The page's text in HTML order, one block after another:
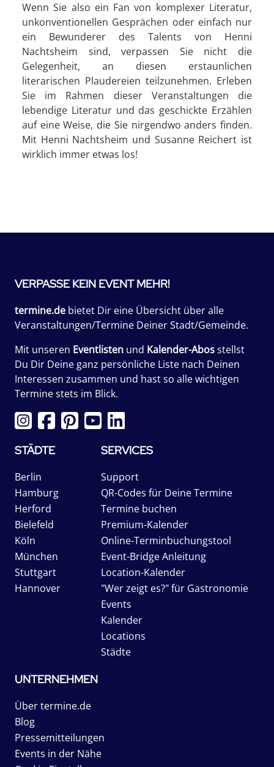
Wenn Sie also ein Fan von komplexer Literatur,
unkonventionellen Gesprächen oder einfach nur
ein Bewunderer des Talents von Henni
Nachtsheim sind, verpassen Sie nicht die
Gelegenheit, an diesen erstaunlichen
literarischen Plaudereien teilzunehmen. Erleben
Sie im Rahmen dieser Veranstaltungen die
lebendige Literatur und das geschickte Erzählen
auf eine Weise, die Sie nirgendwo anders finden.
Mit Henni Nachtsheim und Susanne Reichert ist
wirklich immer etwas los!
VERPASSE KEIN EVENT MEHR!
termine.de bietet Dir eine Übersicht über alle
Veranstaltungen/Termine Deiner Stadt/Gemeinde.
Mit unseren Eventlisten und Kalender-Abosstellst
Du Dir Deine ganz persönliche Liste nach Deinen
Interessen zusammen und hast so alle wichtigen
Termine stets im Blick.
STÄDTE
Berlin
Hamburg
Herford
Bielefeld
Köln
München
Stuttgart
Hannover
SERVICES
Support
QR-Codes für Deine Termine
Termine buchen
Premium-Kalender
Online-Terminbuchungstool
Event-Bridge Anleitung
Location-Kalender
"Wer zeigt es?" für Gastronomie
Events
Kalender
Locations
Städte
UNTERNEHMEN
Über termine.de
Blog
Pressemitteilungen
Events in der Nähe